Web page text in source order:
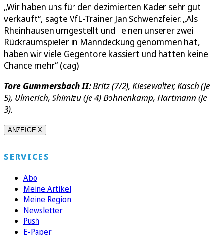
„Wir haben uns für den dezimierten Kader sehr gut
verkauft“, sagte VfL-Trainer Jan Schwenzfeier. „Als
Rheinhausen umgestellt und einen unserer zwei
Rückraumspieler in Manndeckung genommen hat,
haben wir viele Gegentore kassiert und hatten keine
Chance mehr“ (cag)
Tore Gummersbach II: Britz (7/2), Kiesewalter, Kasch (je
5), Ulmerich, Shimizu (je 4) Bohnenkamp, Hartmann (je
3).
ANZEIGE X
SERVICES
Abo
Meine Artikel
Meine Region
Newsletter
Push
E-Paper